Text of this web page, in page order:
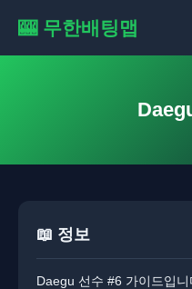
🎰 무한배팅맵
📖 정보
Daegu 선수 #6 가이드입니